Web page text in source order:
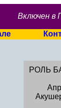
Включен в
РОЛЬ